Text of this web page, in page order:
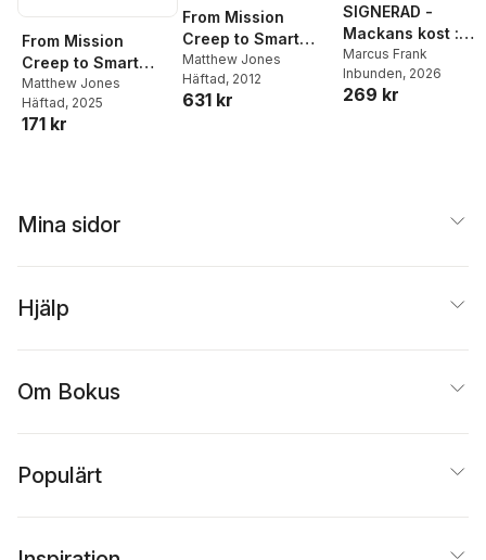
From Mission
Creep to Smart
Power
Matthew Jones
Häftad, 2025
171 kr
From Mission
Creep to Smart
Power
Matthew Jones
Häftad, 2012
631 kr
SIGNERAD -
Mackans kost :
Middagar och
matlådor
Marcus Frank
Inbunden, 2026
269 kr
Mina sidor
Hjälp
Om Bokus
Populärt